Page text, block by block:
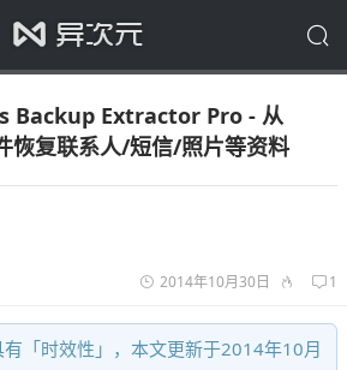
Backup Extractor Pro - 从
恢复联系人/短信/照片等资料
2014年10月30日 1
「时效性」，本文更新于2014年10月